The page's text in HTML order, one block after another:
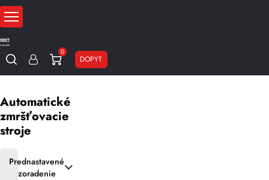
0
DOPYT
Automatické
zmršťovacie
stroje
Prednastavené
zoradenie